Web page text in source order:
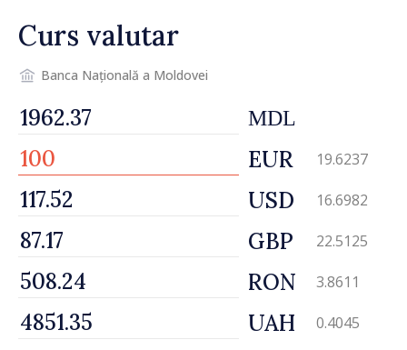
Curs valutar
Banca Națională a Moldovei
MDL
EUR 19.6237
USD 16.6982
GBP 22.5125
RON 3.8611
UAH 0.4045